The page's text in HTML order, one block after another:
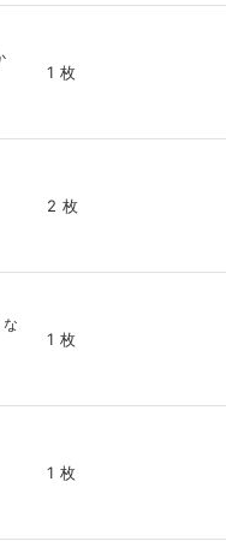
1 枚
2 枚
1 枚
1 枚